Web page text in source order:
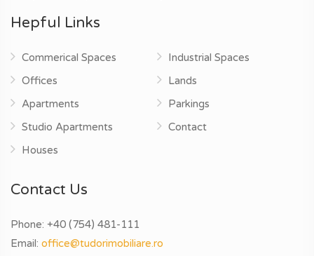
Hepful Links
Commerical Spaces
Offices
Apartments
Studio Apartments
Houses
Industrial Spaces
Lands
Parkings
Contact
Contact Us
Phone: +40 (754) 481-111
Email: office@tudorimobiliare.ro